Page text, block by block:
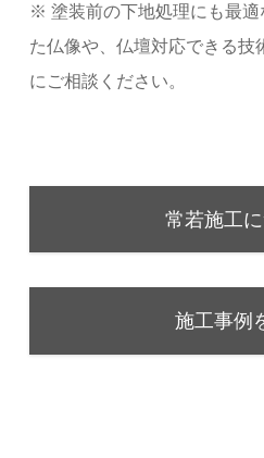
※ 塗装前の下地処理にも最
た仏像や、仏壇対応できる技
にご相談ください。
常若施工
施工事例